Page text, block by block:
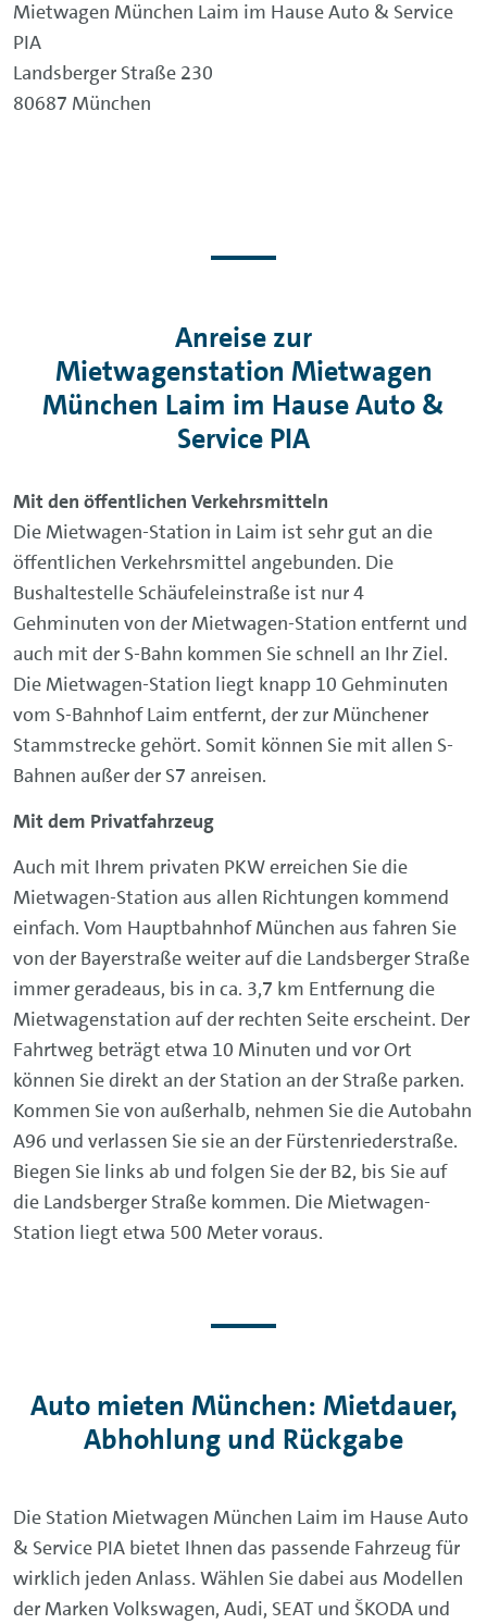
Mietwagen München Laim im Hause Auto & Service
PIA
Landsberger Straße 230
80687 München
Anreise zur
Mietwagenstation Mietwagen
München Laim im Hause Auto &
Service PIA
Mit den öffentlichen Verkehrsmitteln
Die Mietwagen-Station in Laim ist sehr gut an die
öffentlichen Verkehrsmittel angebunden. Die
Bushaltestelle Schäufeleinstraße ist nur 4
Gehminuten von der Mietwagen-Station entfernt und
auch mit der S-Bahn kommen Sie schnell an Ihr Ziel.
Die Mietwagen-Station liegt knapp 10 Gehminuten
vom S-Bahnhof Laim entfernt, der zur Münchener
Stammstrecke gehört. Somit können Sie mit allen S-
Bahnen außer der S7 anreisen.
Mit dem Privatfahrzeug
Auch mit Ihrem privaten PKW erreichen Sie die
Mietwagen-Station aus allen Richtungen kommend
einfach. Vom Hauptbahnhof München aus fahren Sie
von der Bayerstraße weiter auf die Landsberger Straße
immer geradeaus, bis in ca. 3,7 km Entfernung die
Mietwagenstation auf der rechten Seite erscheint. Der
Fahrtweg beträgt etwa 10 Minuten und vor Ort
können Sie direkt an der Station an der Straße parken.
Kommen Sie von außerhalb, nehmen Sie die Autobahn
A96 und verlassen Sie sie an der Fürstenriederstraße.
Biegen Sie links ab und folgen Sie der B2, bis Sie auf
die Landsberger Straße kommen. Die Mietwagen-
Station liegt etwa 500 Meter voraus.
Auto mieten München: Mietdauer,
Abhohlung und Rückgabe
Die Station Mietwagen München Laim im Hause Auto
& Service PIA bietet Ihnen das passende Fahrzeug für
wirklich jeden Anlass. Wählen Sie dabei aus Modellen
der Marken Volkswagen, Audi, SEAT und ŠKODA und